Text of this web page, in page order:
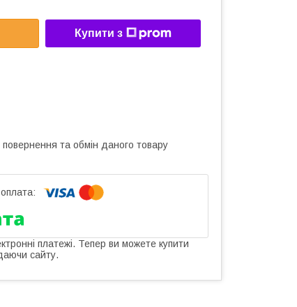
Купити з
та обмін даного товару
платежі. Тепер ви можете купити
сайту.